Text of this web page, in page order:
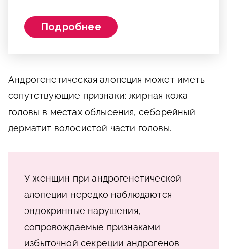
Подробнее
Андрогенетическая алопеция может иметь
сопутствующие признаки: жирная кожа
головы в местах облысения, себорейный
дерматит волосистой части головы.
У женщин при андрогенетической
алопеции нередко наблюдаются
эндокринные нарушения,
сопровождаемые признаками
избыточной секреции андрогенов